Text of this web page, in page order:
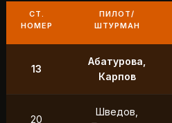
СТ.
НОМЕР
ПИЛОТ/
ШТУРМАН
9 Маслов, Ходько
Петухов